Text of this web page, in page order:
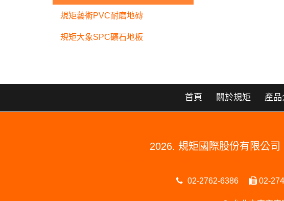
規矩藝術PVC耐磨地磚
規矩大象SPC礦石地板
首頁 關於規矩 產品
2026. 規矩國際股份有限公
02-2762-6386 02-